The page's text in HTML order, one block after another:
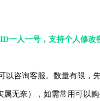
人一号，支持个人修改
咨询客服。数量有限，先
无奈），如需常用可以购